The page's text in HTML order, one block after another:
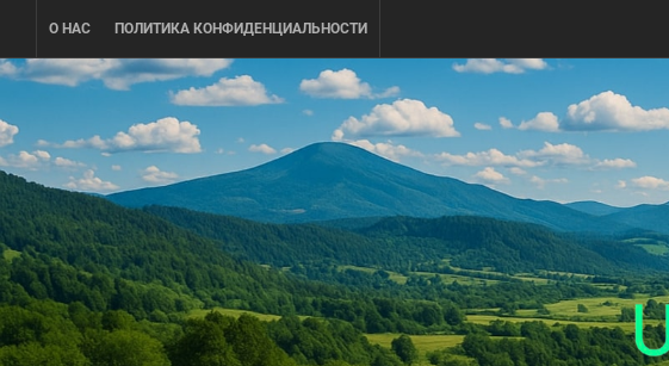
content
О НАС ПОЛИТИКА КОНФИДЕНЦИАЛЬНОСТИ